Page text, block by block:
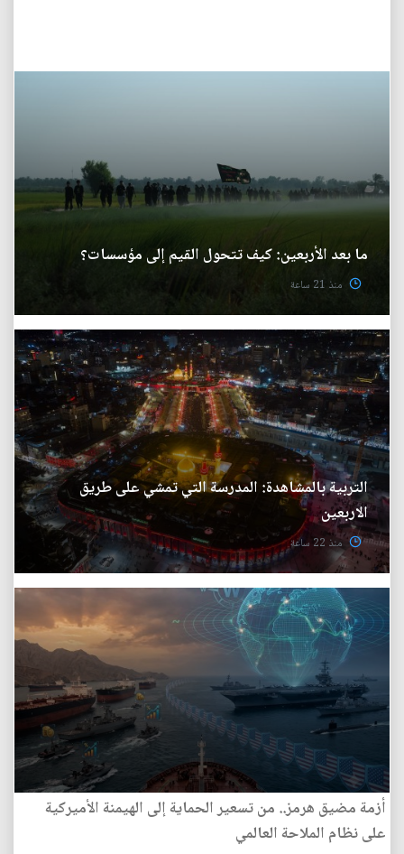
ما بعد الأربعين: كيف تتحول القيم إلى مؤسسات؟
منذ 21 ساعة
التربية بالمشاهدة: المدرسة التي تمشي على طريق
الاربعين
منذ 22 ساعة
أزمة مضيق هرمز.. من تسعير الحماية إلى الهيمنة الأميركية
على نظام الملاحة العالمي